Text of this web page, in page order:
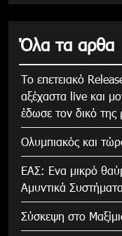
Όλα τα αρθα
Το επετειακό
αξέχαστα live και
έδωσε τον δικό
Ολυμπιακός και
ΕΑΣ: Ενα μικρό
Αμυντικά
Σύσκεψη στο